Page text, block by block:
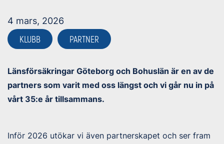
4 mars, 2026
KLUBB PARTNER
Länsförsäkringar Göteborg och Bohuslän är en av de
partners som varit med oss längst och vi går nu in på
vårt 35:e år tillsammans.
Inför 2026 utökar vi även partnerskapet och ser fram